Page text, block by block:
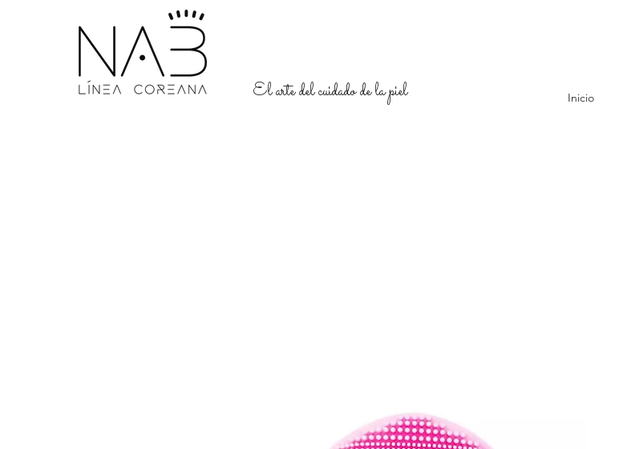
El arte del cuidado de la piel Inicio